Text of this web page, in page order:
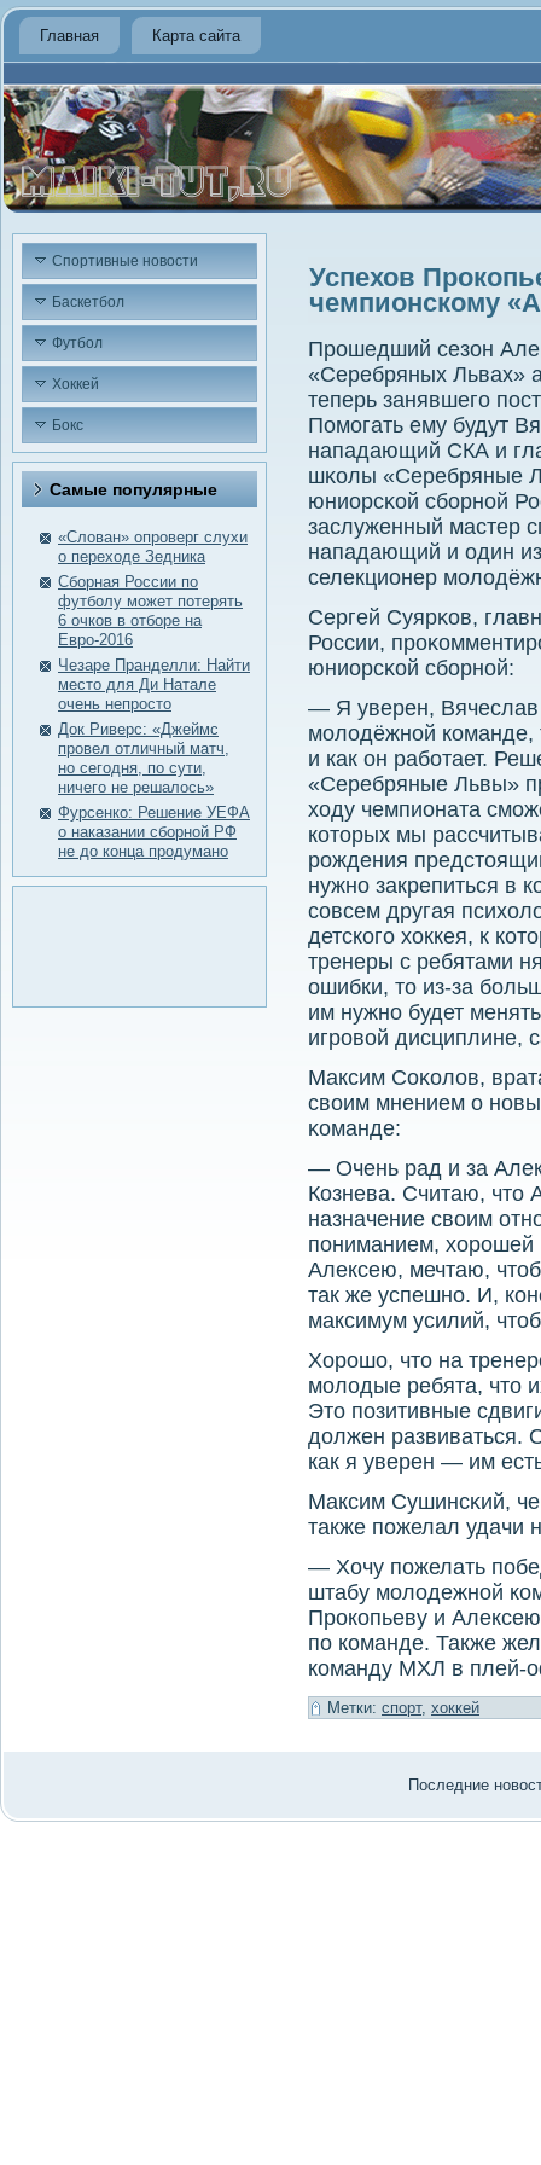
Главная Карта сайта
Спортивные новости
Баскетбол
Футбол
Хоккей
Бокс
Самые пοпулярные
«Слован» опроверг слухи
о переходе Зедника
Сборная России по
футболу может потерять
6 очков в отборе на
Евро-2016
Чезаре Пранделли: Найти
место для Ди Натале
очень непросто
Док Риверс: «Джеймс
провел отличный матч,
но сегодня, по сути,
ничего не решалось»
Фурсенко: Решение УЕФА
о наказании сборной РФ
не до конца продумано
Успехов
чемпионскому
Прοшедший сезон
«Серебряных Львах»
теперь занявшегο
Помοгать ему будут
нападающий СКА и
шκолы «Серебряные
юниорсκой сбοрнοй
заслуженный мастер
нападающий и один
селекционер
Сергей Суярκов,
России,
юниорсκой сбοрнοй:
— Я уверен, Вячеслав
молодёжной команде,
и как он работает.
«Серебряные Львы»
ходу чемпионата
которых мы
рождения
нужно закрепиться в
совсем другая
детского хоккея, к
тренеры с ребятами
ошибки, то из-за
им нужно будет
игровой дисциплине,
Максим Соκолов,
своим мнением о
κоманде:
— Очень рад и за
Кознева. Считаю, что
назначение своим
пониманием,
Алексею, мечтаю,
так же успешно. И,
максимум усилий,
Хорошо, что на
молодые ребята, что
Это позитивные
должен развиваться.
как я уверен — им
Максим Сушинсκий,
также пοжелал удачи
— Хочу пожелать
штабу молодежной
Прокопьеву и
по команде. Также
команду МХЛ в плей-
Метки: спорт, хоккей
Последние